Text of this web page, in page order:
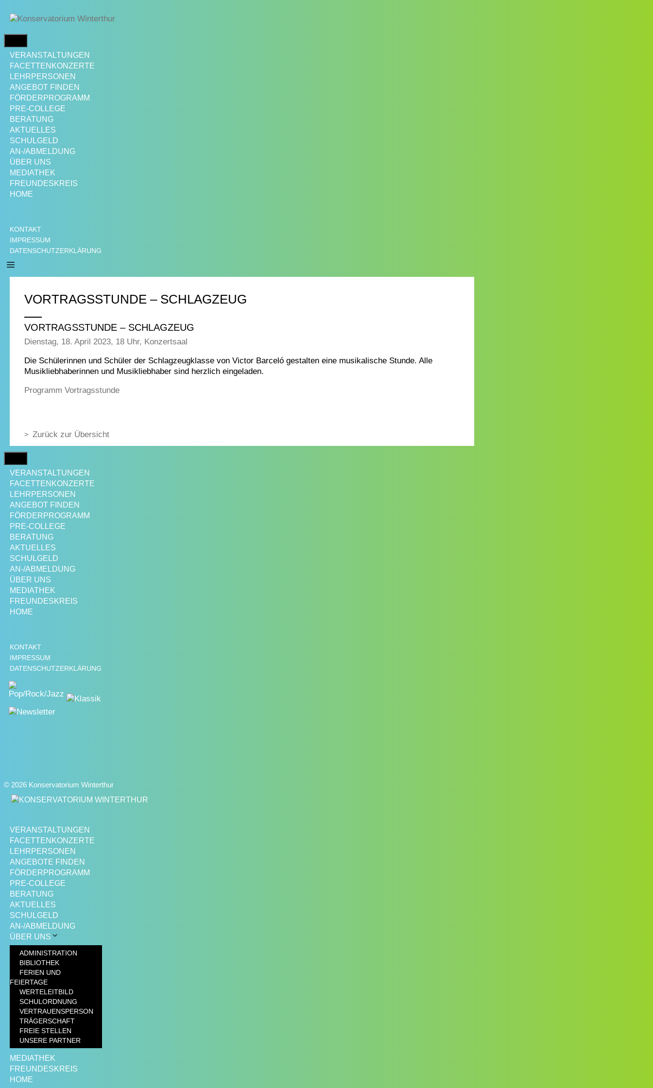
zum
VERANSTALTUNGEN
FACETTENKONZERTE
LEHRPERSONEN
ANGEBOT FINDEN
FÖRDERPROGRAMM
PRE-COLLEGE
BERATUNG
AKTUELLES
SCHULGELD
AN-/ABMELDUNG
ÜBER UNS
MEDIATHEK
FREUNDESKREIS
HOME
KONTAKT
IMPRESSUM
DATENSCHUTZERKLÄRUNG
VORTRAGSSTUNDE – SCHLAGZEUG
VORTRAGSSTUNDE – SCHLAGZEUG
Dienstag, 18. April 2023, 18 Uhr, Konzertsaal
Die Schülerinnen und Schüler der Schlagzeugklasse von Victor Barceló gestalten eine musikalische Stunde. Alle
Musikliebhaberinnen und Musikliebhaber sind herzlich eingeladen.
Programm Vortragsstunde
Zurück zur Übersicht
VERANSTALTUNGEN
FACETTENKONZERTE
LEHRPERSONEN
ANGEBOT FINDEN
FÖRDERPROGRAMM
PRE-COLLEGE
BERATUNG
AKTUELLES
SCHULGELD
AN-/ABMELDUNG
ÜBER UNS
MEDIATHEK
FREUNDESKREIS
HOME
KONTAKT
IMPRESSUM
DATENSCHUTZERKLÄRUNG
© 2026 Konservatorium Winterthur
VERANSTALTUNGEN
FACETTENKONZERTE
LEHRPERSONEN
ANGEBOTE FINDEN
FÖRDERPROGRAMM
PRE-COLLEGE
BERATUNG
AKTUELLES
SCHULGELD
AN-/ABMELDUNG
ÜBER UNS
ADMINISTRATION
BIBLIOTHEK
FERIEN UND
FEIERTAGE
WERTELEITBILD
SCHULORDNUNG
VERTRAUENSPERSON
TRÄGERSCHAFT
FREIE STELLEN
UNSERE PARTNER
MEDIATHEK
FREUNDESKREIS
HOME